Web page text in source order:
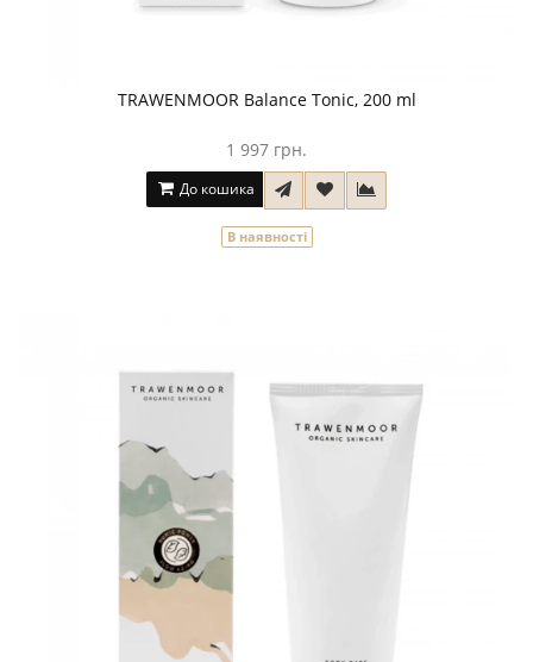
TRAWENMOOR Balance Tonic, 200 ml
1 997 грн.
До кошика
В наявності